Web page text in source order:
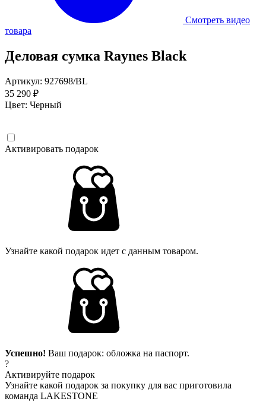
Смотреть видео
товара
Деловая сумка Raynes Black
Артикул: 927698/BL
35 290 ₽
Цвет: Черный
Активировать подарок
Узнайте какой подарок идет с данным товаром.
Успешно! Ваш подарок: обложка на паспорт.
?
Активируйте подарок
Узнайте какой подарок за покупку для вас приготовила
команда LAKESTONE